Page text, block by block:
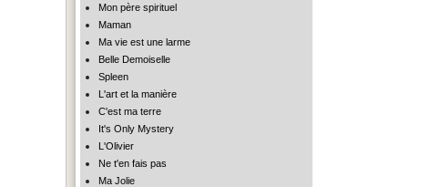
Mon père spirituel
Maman
Ma vie est une larme
Belle Demoiselle
Spleen
L'art et la manière
C'est ma terre
It's Only Mystery
L'Olivier
Ne t'en fais pas
Ma Jolie